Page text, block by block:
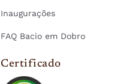
Inaugurações
FAQ Bacio em Dobro
Certificado